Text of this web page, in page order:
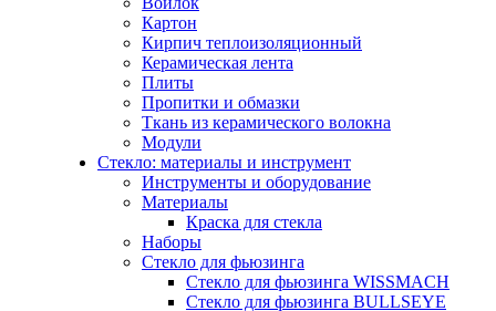
Картон
Кирпич теплоизоляционный
Керамическая лента
Плиты
Пропитки и обмазки
Ткань из керамического волокна
Модули
Стекло: материалы и инструмент
Инструменты и оборудование
Материалы
Краска для стекла
Наборы
Стекло для фьюзинга
Стекло для фьюзинга WISSMACH
Стекло для фьюзинга BULLSEYE